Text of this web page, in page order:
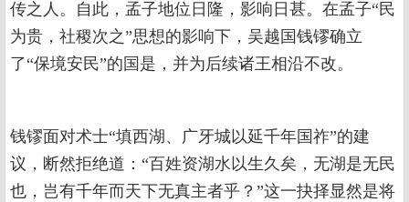
传之人。自此，孟子地位日隆，影响日甚。在孟子“民
为贵，社稷次之”思想的影响下，吴越国钱镠确立
了“保境安民”的国是，并为后续诸王相沿不改。
钱镠面对术士“填西湖、广牙城以延千年国祚”的建
议，断然拒绝道：“百姓资湖水以生久矣，无湖是无民
也，岂有千年而天下无真主者乎？”这一抉择显然是将